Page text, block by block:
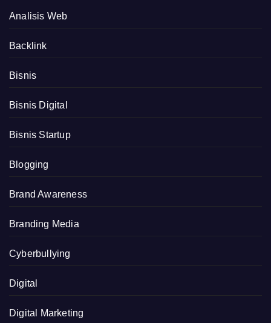
Analisis Web
Backlink
Bisnis
Bisnis Digital
Bisnis Startup
Blogging
Brand Awareness
Branding Media
Cyberbullying
Digital
Digital Marketing